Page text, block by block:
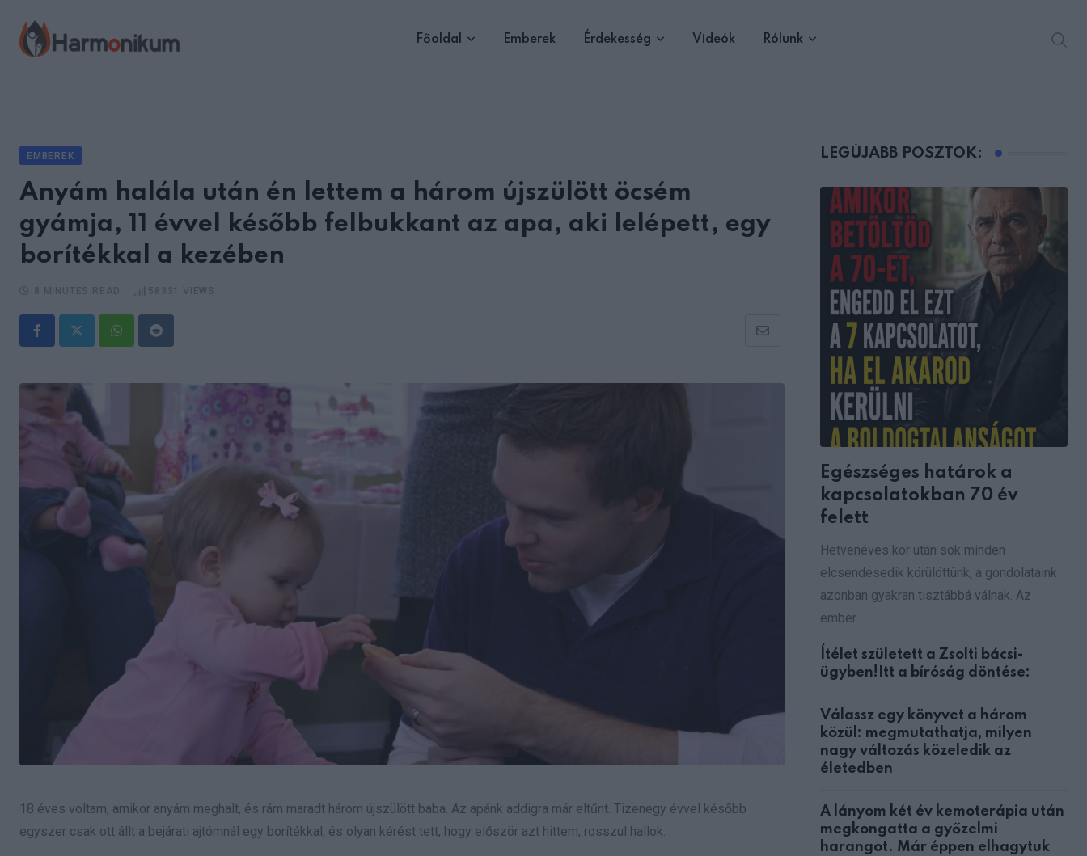
content
Főoldal Emberek Érdekesség Videók Rólunk
EMBEREK
Anyám halála után én lettem a három újszülött öcsém
gyámja, 11 évvel később felbukkant az apa, aki lelépett, egy
borítékkal a kezében
WhatsappReddit
Share
Email
18 éves voltam, amikor anyám meghalt, és rám maradt három újszülött baba. Az apánk addigra már eltűnt. Tizenegy évvel később
egyszer csak ott állt a bejárati ajtómnál egy borítékkal, és olyan kérést tett, hogy először azt hittem, rosszul hallok.
LEGÚJABB POSZTOK:
Egészséges határok a
kapcsolatokban 70 év
felett
Hetvenéves kor után sok minden
elcsendesedik körülöttünk, a gondolataink
azonban gyakran tisztábbá válnak. Az
ember
Ítélet született a Zsolti bácsi-
ügyben!Itt a bíróság döntése:
Válassz egy könyvet a három
közül: megmutathatja, milyen
nagy változás közeledik az
életedben
A lányom két év kemoterápia után
megkongatta a győzelmi
harangot. Már éppen elhagytuk